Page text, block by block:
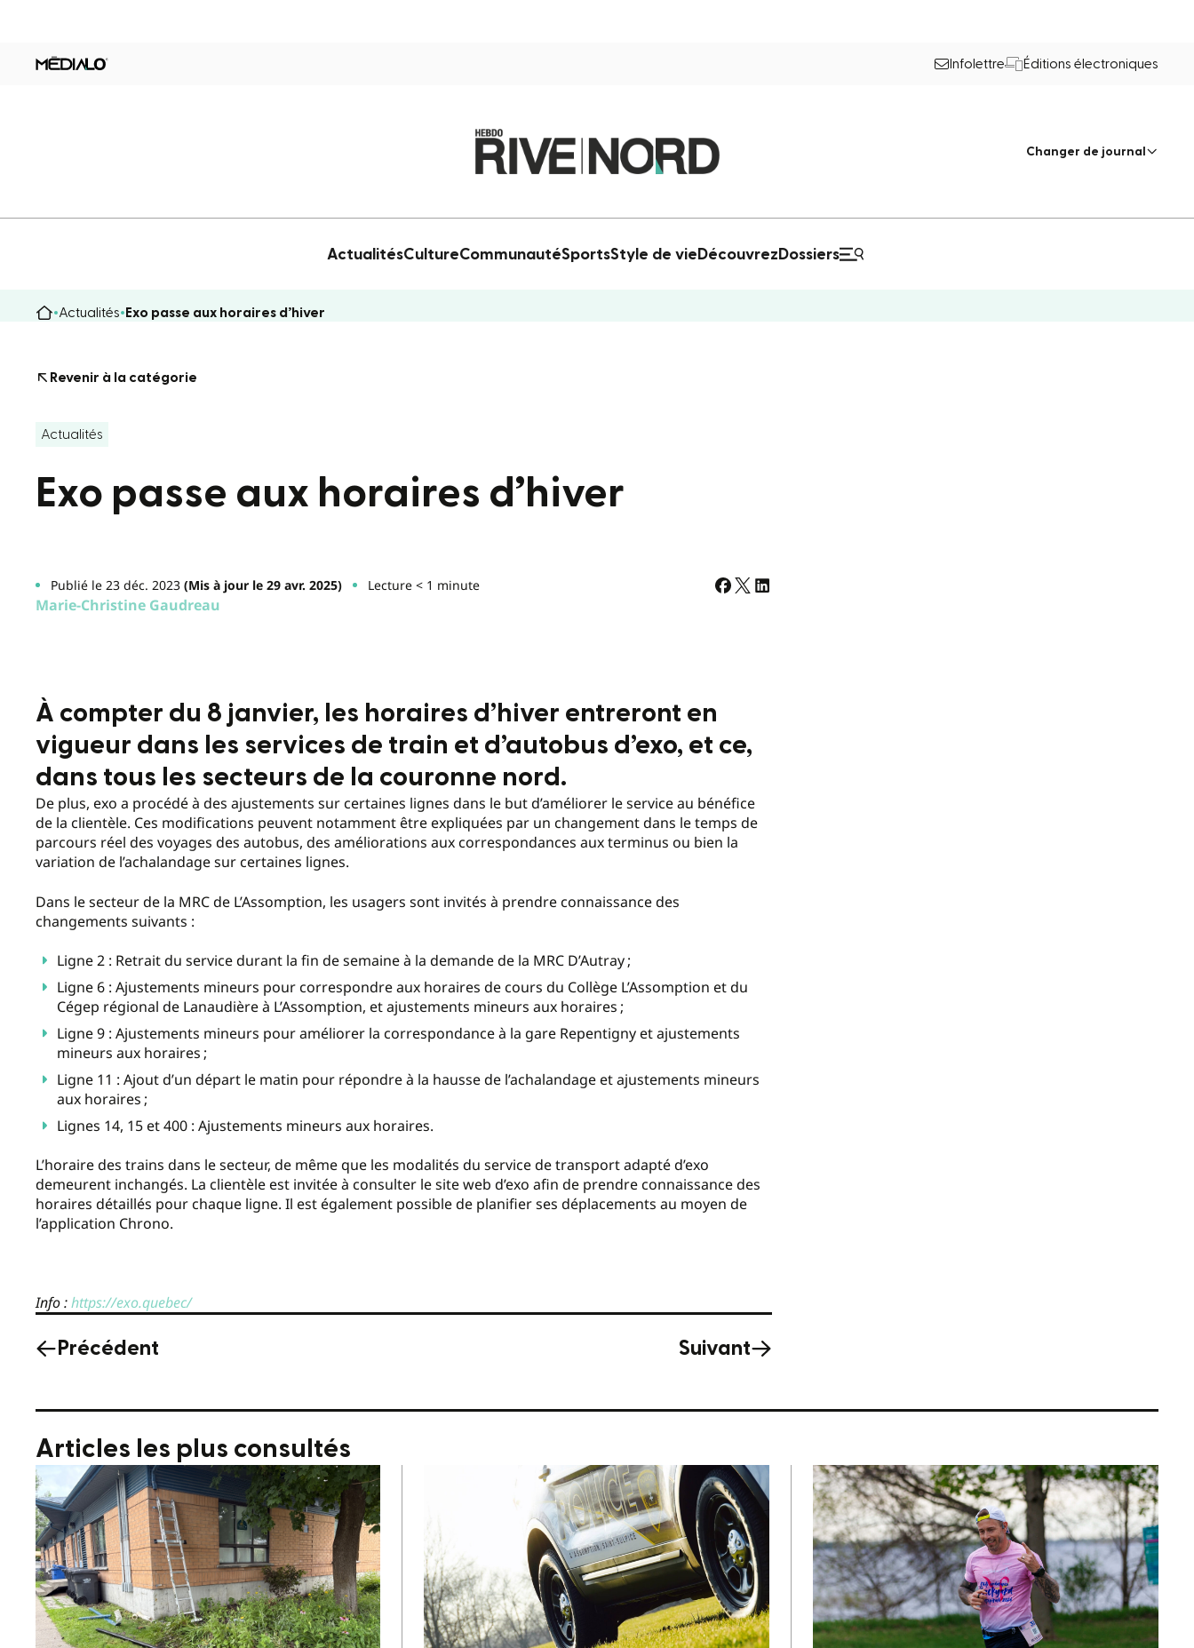
Infolettre Éditions électroniques
Changer de journal
ActualitésCultureCommunautéSportsStyle de vie Découvrez Dossiers
Actualités Exo passe aux horaires d’hiver
Revenir à la catégorie
Actualités
Exo passe aux horaires d’hiver
Publié le 23 déc. 2023(Mis à jour le 29 avr. 2025) Lecture < 1 minute
Marie-Christine Gaudreau
À compter du 8 janvier, les horaires d’hiver entreront en
vigueur dans les services de train et d’autobus d’exo, et ce,
dans tous les secteurs de la couronne nord.
De plus, exo a procédé à des ajustements sur certaines lignes dans le but d’améliorer le service au bénéfice
de la clientèle. Ces modifications peuvent notamment être expliquées par un changement dans le temps de
parcours réel des voyages des autobus, des améliorations aux correspondances aux terminus ou bien la
variation de l’achalandage sur certaines lignes.
Dans le secteur de la MRC de L’Assomption, les usagers sont invités à prendre connaissance des
changements suivants :
Ligne 2 : Retrait du service durant la fin de semaine à la demande de la MRC D’Autray ;
Ligne 6 : Ajustements mineurs pour correspondre aux horaires de cours du Collège L’Assomption et du
Cégep régional de Lanaudière à L’Assomption, et ajustements mineurs aux horaires ;
Ligne 9 : Ajustements mineurs pour améliorer la correspondance à la gare Repentigny et ajustements
mineurs aux horaires ;
Ligne 11 : Ajout d’un départ le matin pour répondre à la hausse de l’achalandage et ajustements mineurs
aux horaires ;
Lignes 14, 15 et 400 : Ajustements mineurs aux horaires.
L’horaire des trains dans le secteur, de même que les modalités du service de transport adapté d’exo
demeurent inchangés. La clientèle est invitée à consulter le site web d’exo afin de prendre connaissance des
horaires détaillés pour chaque ligne. Il est également possible de planifier ses déplacements au moyen de
l’application Chrono.
Info :https://exo.quebec/
Précédent Suivant
Articles les plus consultés